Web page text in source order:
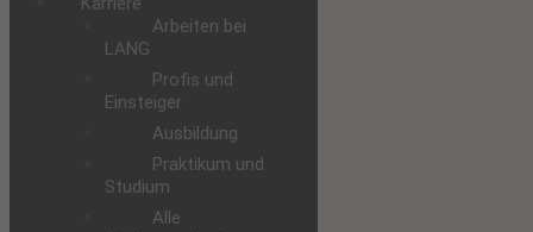
Arbeiten bei
LANG
Profis und
Einsteiger
Ausbildung
Praktikum und
Studium
Alle